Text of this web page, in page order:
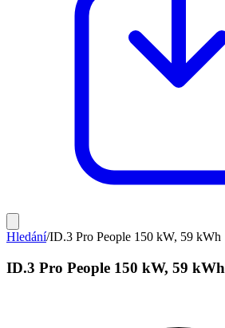
Hledání/ID.3 Pro People 150 kW, 59 kWh
ID.3 Pro People 150 kW, 59 kWh